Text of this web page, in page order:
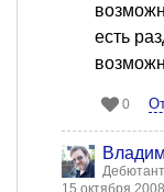
есть
0
Дебютант